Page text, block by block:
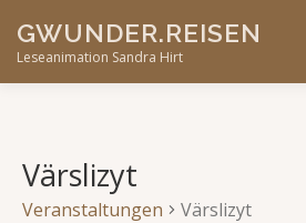
content
GWUNDER.REISEN
Leseanimation Sandra Hirt
VERANSTALTUNGEN
Värslizyt
Veranstaltungen Värslizyt